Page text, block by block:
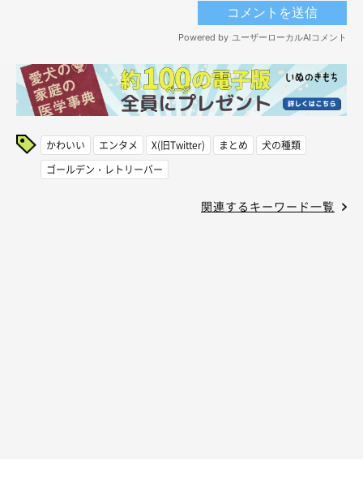
かわいい エンタメ X(旧Twitter) まとめ
犬の種類
ゴールデン・レトリーバー
関連するキーワード一覧